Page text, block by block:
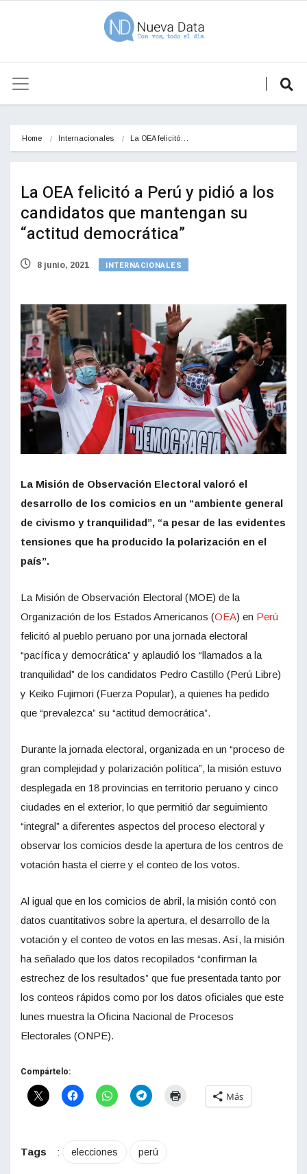
Home Internacionales La OEA felicitó…
La OEA felicitó a Perú y pidió a los
candidatos que mantengan su
“actitud democrática”
8 junio, 2021 INTERNACIONALES
La Misión de Observación Electoral valoró el
desarrollo de los comicios en un “ambiente general
de civismo y tranquilidad”, “a pesar de las evidentes
tensiones que ha producido la polarización en el
país”.
La Misión de Observación Electoral (MOE) de la
Organización de los Estados Americanos (OEA) en Perú
felicitó al pueblo peruano por una jornada electoral
“pacífica y democrática” y aplaudió los “llamados a la
tranquilidad” de los candidatos Pedro Castillo (Perú Libre)
y Keiko Fujimori (Fuerza Popular), a quienes ha pedido
que “prevalezca” su “actitud democrática”.
Durante la jornada electoral, organizada en un “proceso de
gran complejidad y polarización política”, la misión estuvo
desplegada en 18 provincias en territorio peruano y cinco
ciudades en el exterior, lo que permitió dar seguimiento
“integral” a diferentes aspectos del proceso electoral y
observar los comicios desde la apertura de los centros de
votación hasta el cierre y el conteo de los votos.
Al igual que en los comicios de abril, la misión contó con
datos cuantitativos sobre la apertura, el desarrollo de la
votación y el conteo de votos en las mesas. Así, la misión
ha señalado que los datos recopilados “confirman la
estrechez de los resultados” que fue presentada tanto por
los conteos rápidos como por los datos oficiales que este
lunes muestra la Oficina Nacional de Procesos
Electorales (ONPE).
Compártelo:
Más
Tags : elecciones perú